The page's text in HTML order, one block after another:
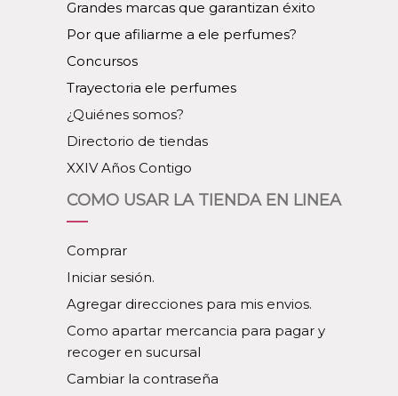
Grandes marcas que garantizan éxito
Por que afiliarme a ele perfumes?
Concursos
Trayectoria ele perfumes
¿Quiénes somos?
Directorio de tiendas
XXIV Años Contigo
COMO USAR LA TIENDA EN LINEA
Comprar
Iniciar sesión.
Agregar direcciones para mis envios.
Como apartar mercancia para pagar y
recoger en sucursal
Cambiar la contraseña